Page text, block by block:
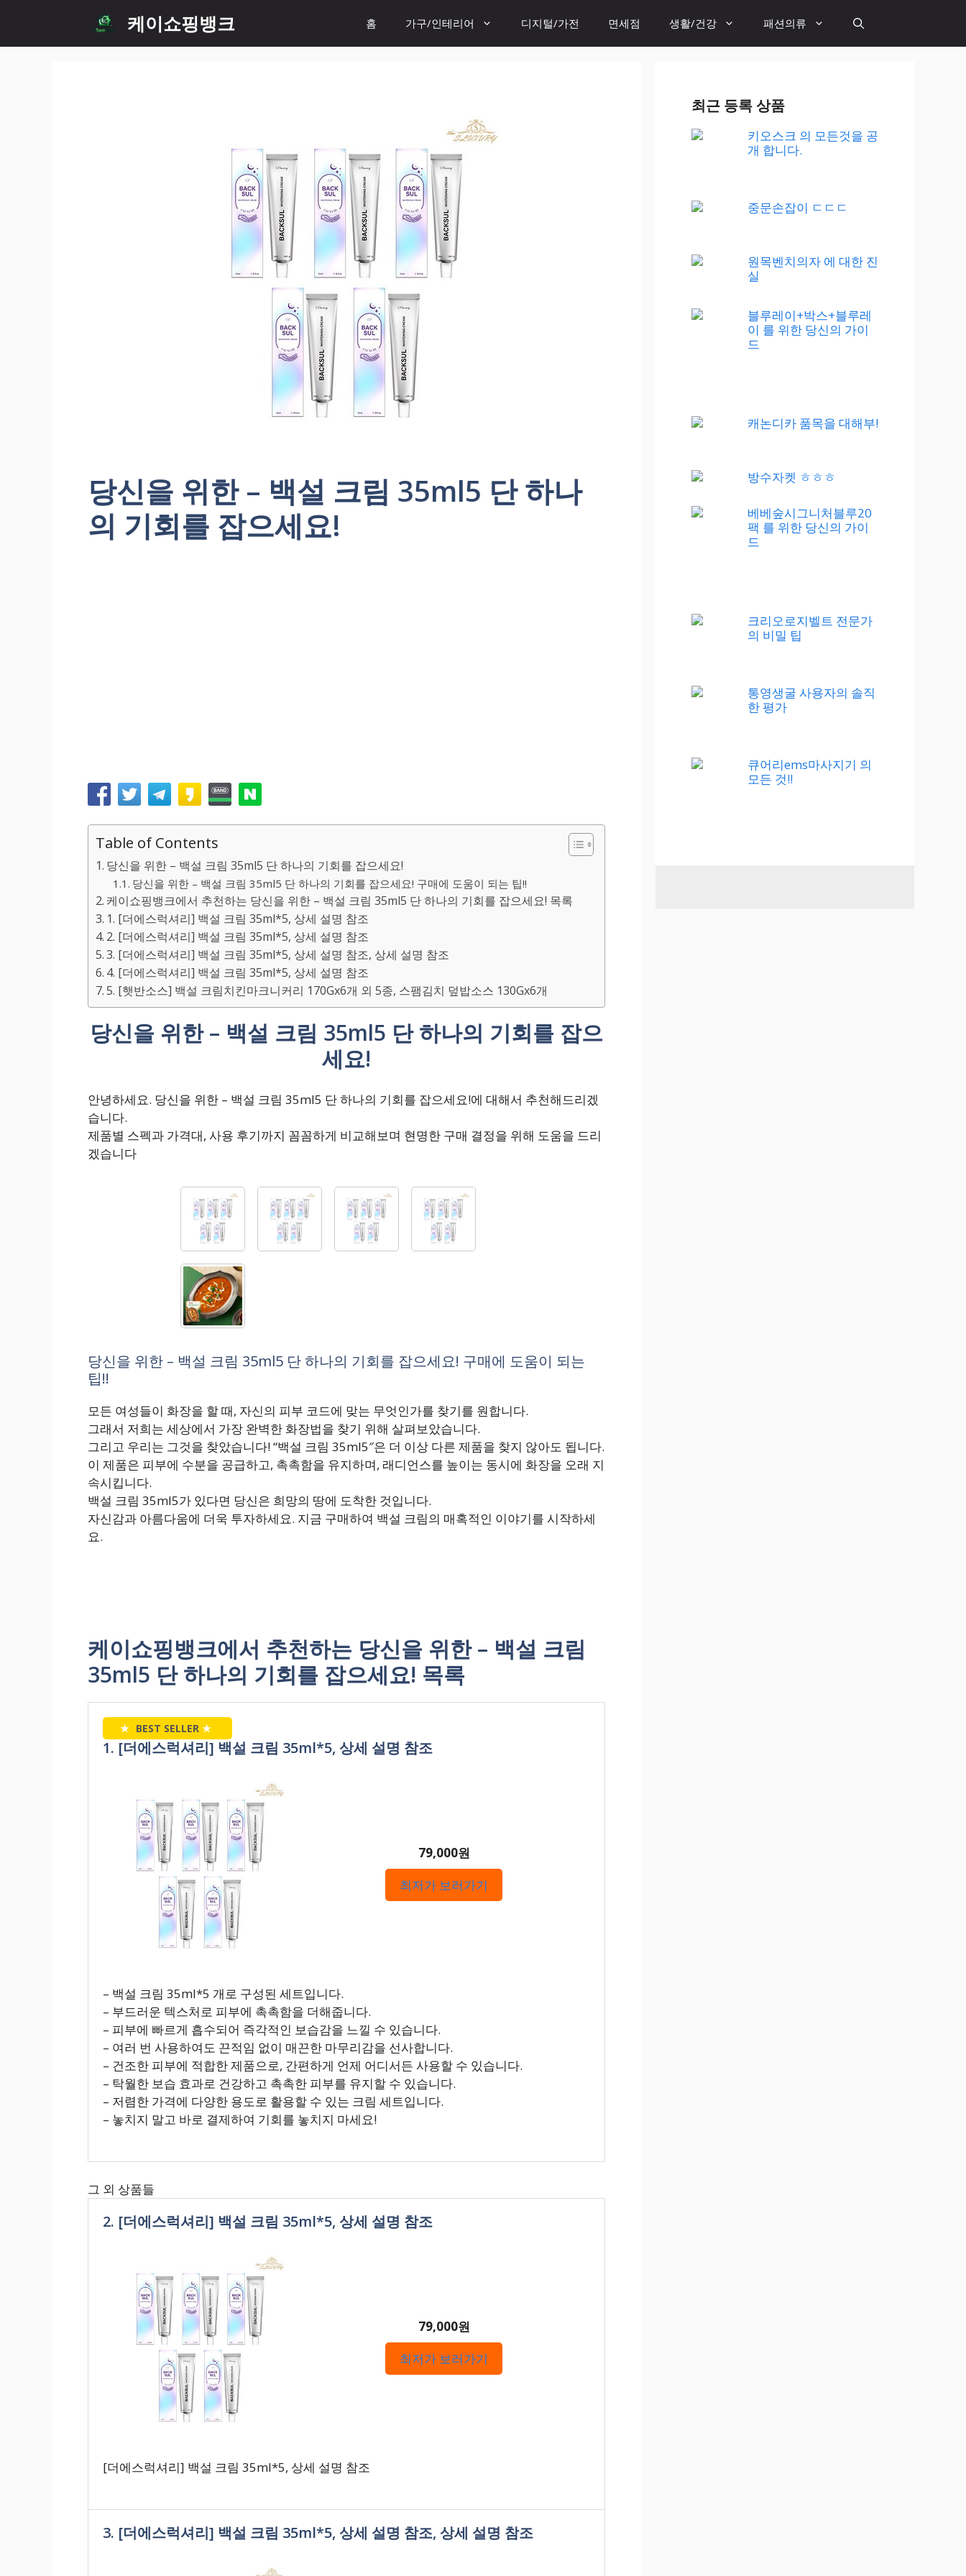
content
케이쇼핑뱅크 홈 가구/인테리어 디지털/가전 면세점 생활/건강 패션의류
당신을 위한 – 백설 크림 35ml5 단 하나
의 기회를 잡으세요!
Table of Contents
당신을 위한 – 백설 크림 35ml5 단 하나의 기회를 잡으세요!
당신을 위한 – 백설 크림 35ml5 단 하나의 기회를 잡으세요! 구매에 도움이 되는 팁!!
케이쇼핑뱅크에서 추천하는 당신을 위한 – 백설 크림 35ml5 단 하나의 기회를 잡으세요! 목록
1. [더에스럭셔리] 백설 크림 35ml*5, 상세 설명 참조
2. [더에스럭셔리] 백설 크림 35ml*5, 상세 설명 참조
3. [더에스럭셔리] 백설 크림 35ml*5, 상세 설명 참조, 상세 설명 참조
4. [더에스럭셔리] 백설 크림 35ml*5, 상세 설명 참조
5. [햇반소스] 백설 크림치킨마크니커리 170Gx6개 외 5종, 스팸김치 덮밥소스 130Gx6개
당신을 위한 – 백설 크림 35ml5 단 하나의 기회를 잡으
세요!
안녕하세요. 당신을 위한 – 백설 크림 35ml5 단 하나의 기회를 잡으세요!에 대해서 추천해드리겠
습니다.
제품별 스펙과 가격대, 사용 후기까지 꼼꼼하게 비교해보며 현명한 구매 결정을 위해 도움을 드리
겠습니다
당신을 위한 – 백설 크림 35ml5 단 하나의 기회를 잡으세요! 구매에 도움이 되는
팁!!
모든 여성들이 화장을 할 때, 자신의 피부 코드에 맞는 무엇인가를 찾기를 원합니다.
그래서 저희는 세상에서 가장 완벽한 화장법을 찾기 위해 살펴보았습니다.
그리고 우리는 그것을 찾았습니다! “백설 크림 35ml5″은 더 이상 다른 제품을 찾지 않아도 됩니다.
이 제품은 피부에 수분을 공급하고, 촉촉함을 유지하며, 래디언스를 높이는 동시에 화장을 오래 지
속시킵니다.
백설 크림 35ml5가 있다면 당신은 희망의 땅에 도착한 것입니다.
자신감과 아름다움에 더욱 투자하세요. 지금 구매하여 백설 크림의 매혹적인 이야기를 시작하세
요.
케이쇼핑뱅크에서 추천하는 당신을 위한 – 백설 크림
35ml5 단 하나의 기회를 잡으세요! 목록
★ BEST SELLER ★
1. [더에스럭셔리] 백설 크림 35ml*5, 상세 설명 참조
79,000원
최저가 보러가기
– 백설 크림 35ml*5 개로 구성된 세트입니다.
– 부드러운 텍스처로 피부에 촉촉함을 더해줍니다.
– 피부에 빠르게 흡수되어 즉각적인 보습감을 느낄 수 있습니다.
– 여러 번 사용하여도 끈적임 없이 매끈한 마무리감을 선사합니다.
– 건조한 피부에 적합한 제품으로, 간편하게 언제 어디서든 사용할 수 있습니다.
– 탁월한 보습 효과로 건강하고 촉촉한 피부를 유지할 수 있습니다.
– 저렴한 가격에 다양한 용도로 활용할 수 있는 크림 세트입니다.
– 놓치지 말고 바로 결제하여 기회를 놓치지 마세요!
그 외 상품들
2. [더에스럭셔리] 백설 크림 35ml*5, 상세 설명 참조
79,000원
최저가 보러가기
[더에스럭셔리] 백설 크림 35ml*5, 상세 설명 참조
3. [더에스럭셔리] 백설 크림 35ml*5, 상세 설명 참조, 상세 설명 참조
최근 등록 상품
키오스크 의 모든것을 공
개 합니다.
중문손잡이 ㄷㄷㄷ
원목벤치의자 에 대한 진
실
블루레이+박스+블루레
이 를 위한 당신의 가이
드
캐논디카 품목을 대해부!
방수자켓 ㅎㅎㅎ
베베숲시그니처블루20
팩 를 위한 당신의 가이
드
크리오로지벨트 전문가
의 비밀 팁
통영생굴 사용자의 솔직
한 평가
큐어리ems마사지기 의
모든 것!!